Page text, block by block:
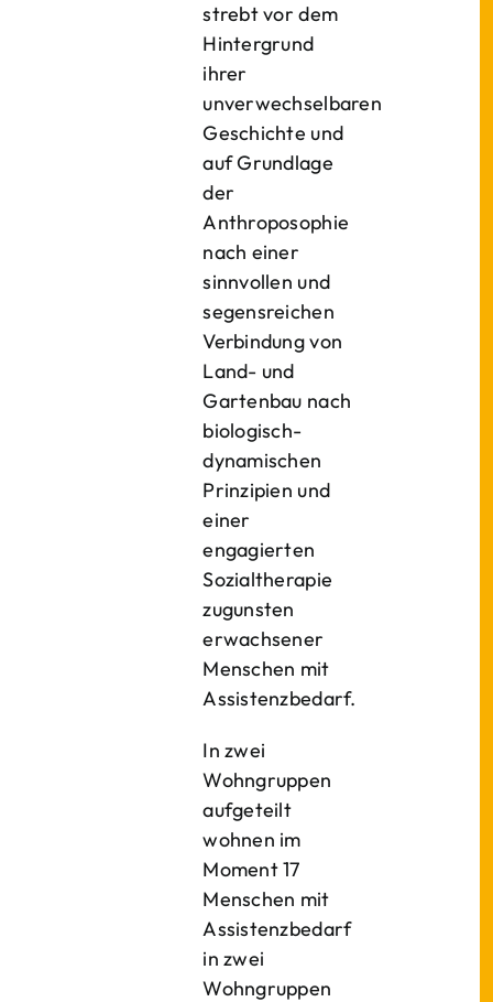
strebt vor dem
Hintergrund
ihrer
unverwechselbaren
Geschichte und
auf Grundlage
der
Anthroposophie
nach einer
sinnvollen und
segensreichen
Verbindung von
Land- und
Gartenbau nach
biologisch-
dynamischen
Prinzipien und
einer
engagierten
Sozialtherapie
zugunsten
erwachsener
Menschen mit
Assistenzbedarf.
In zwei
Wohngruppen
aufgeteilt
wohnen im
Moment 17
Menschen mit
Assistenzbedarf
in zwei
Wohngruppen